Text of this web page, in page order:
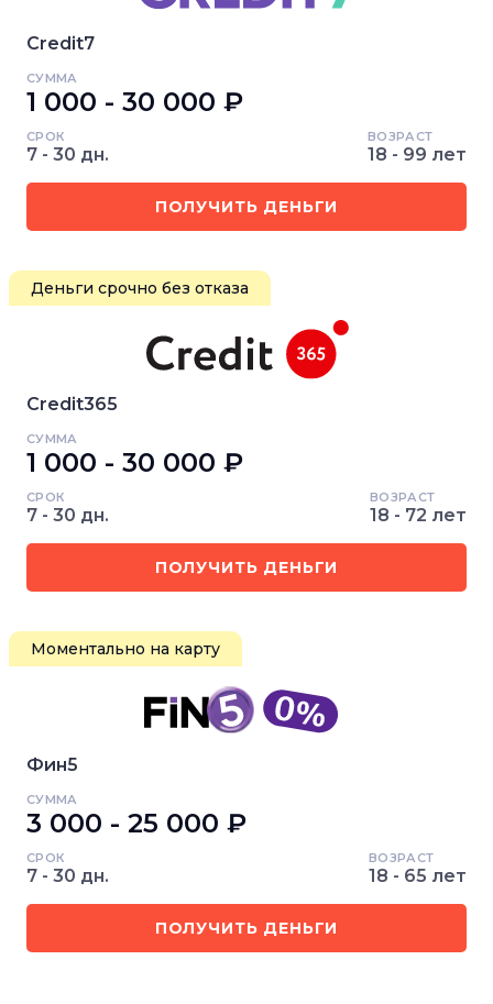
Credit7
СУММА
1 000 - 30 000 ₽
СРОК
7 - 30 дн.
ВОЗРАСТ
18 - 99 лет
ПОЛУЧИТЬ ДЕНЬГИ
Деньги срочно без отказа
Credit365
СУММА
1 000 - 30 000 ₽
СРОК
7 - 30 дн.
ВОЗРАСТ
18 - 72 лет
ПОЛУЧИТЬ ДЕНЬГИ
Моментально на карту
Фин5
СУММА
3 000 - 25 000 ₽
СРОК
7 - 30 дн.
ВОЗРАСТ
18 - 65 лет
ПОЛУЧИТЬ ДЕНЬГИ